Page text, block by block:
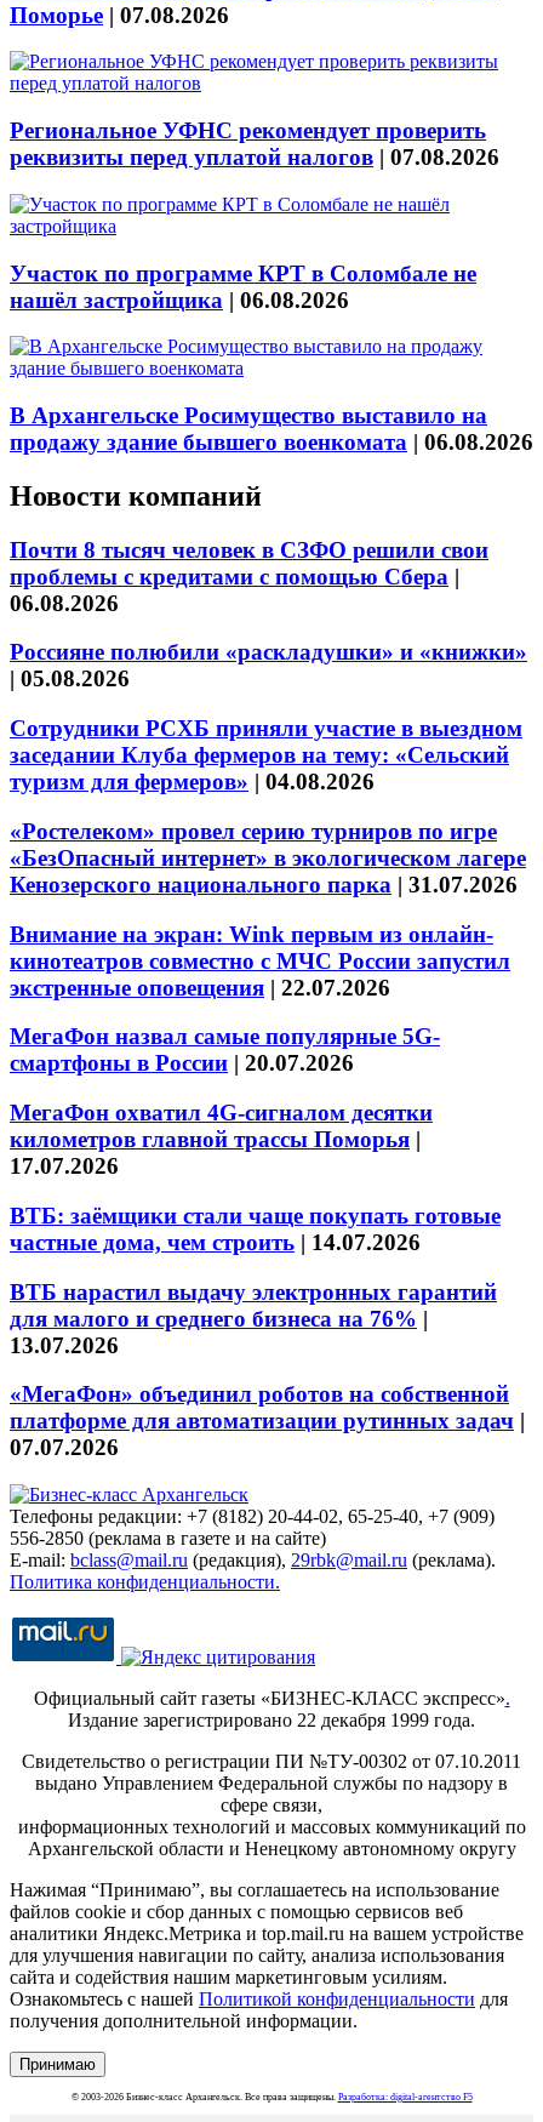
Поморье | 07.08.2026
Региональное УФНС рекомендует проверить
реквизиты перед уплатой налогов | 07.08.2026
Участок по программе КРТ в Соломбале не
нашёл застройщика | 06.08.2026
В Архангельске Росимущество выставило на
продажу здание бывшего военкомата | 06.08.2026
Новости компаний
Почти 8 тысяч человек в СЗФО решили свои
проблемы с кредитами с помощью Сбера |
06.08.2026
Россияне полюбили «раскладушки» и «книжки»
| 05.08.2026
Сотрудники РСХБ приняли участие в выездном
заседании Клуба фермеров на тему: «Сельский
туризм для фермеров» | 04.08.2026
«Ростелеком» провел серию турниров по игре
«БезОпасный интернет» в экологическом лагере
Кенозерского национального парка | 31.07.2026
Внимание на экран: Wink первым из онлайн-
кинотеатров совместно с МЧС России запустил
экстренные оповещения | 22.07.2026
МегаФон назвал самые популярные 5G-
смартфоны в России | 20.07.2026
МегаФон охватил 4G-сигналом десятки
километров главной трассы Поморья |
17.07.2026
ВТБ: заёмщики стали чаще покупать готовые
частные дома, чем строить | 14.07.2026
ВТБ нарастил выдачу электронных гарантий
для малого и среднего бизнеса на 76% |
13.07.2026
«МегаФон» объединил роботов на собственной
платформе для автоматизации рутинных задач |
07.07.2026
Телефоны редакции: +7 (8182) 20-44-02, 65-25-40, +7 (909)
556-2850 (реклама в газете и на сайте)
E-mail: bclass@mail.ru (редакция), 29rbk@mail.ru (реклама).
Политика конфиденциальности.
Официальный сайт газеты «БИЗНЕС-КЛАСС экспресс».
Издание зарегистрировано 22 декабря 1999 года.
Свидетельство о регистрации ПИ №ТУ-00302 от 07.10.2011
выдано Управлением Федеральной службы по надзору в
сфере связи,
информационных технологий и массовых коммуникаций по
Архангельской области и Ненецкому автономному округу
Нажимая “Принимаю”, вы соглашаетесь на использование
файлов cookie и сбор данных с помощью сервисов веб
аналитики Яндекс.Метрика и top.mail.ru на вашем устройстве
для улучшения навигации по сайту, анализа использования
сайта и содействия нашим маркетинговым усилиям.
Ознакомьтесь с нашей Политикой конфиденциальности для
получения дополнительной информации.
Принимаю
© 2003-2026 Бизнес-класс Архангельск. Все права защищены. Разработка: digital-агентство F5